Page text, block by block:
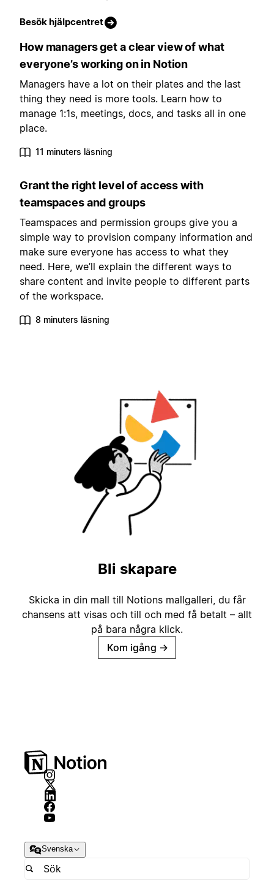
Besök hjälpcentret
How managers get a clear view of what
everyone’s working on in Notion
Managers have a lot on their plates and the last
thing they need is more tools. Learn how to
manage 1:1s, meetings, docs, and tasks all in one
place.
11 minuters läsning
Grant the right level of access with
teamspaces and groups
Teamspaces and permission groups give you a
simple way to provision company information and
make sure everyone has access to what they
need. Here, we’ll explain the different ways to
share content and invite people to different parts
of the workspace.
8 minuters läsning
Bli skapare
Skicka in din mall till Notions mallgalleri, du får
chansens att visas och till och med få betalt – allt
på bara några klick.
Kom igång →
Svenska